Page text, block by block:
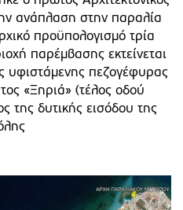
ανάπλαση στην παραλία
προϋπολογισμό τρία
παρέμβασης εκτείνεται
υφιστάμενης πεζογέφυρας
«Ξηριά» (τέλος οδού
της δυτικής εισόδου της